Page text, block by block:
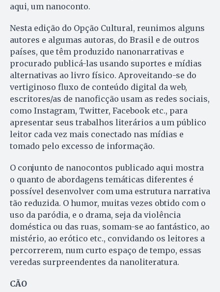
aqui, um nanoconto.
Nesta edição do Opção Cultural, reunimos alguns
autores e algumas autoras, do Brasil e de outros
países, que têm produzido nanonarrativas e
procurado publicá-las usando suportes e mídias
alternativas ao livro físico. Aproveitando-se do
vertiginoso fluxo de conteúdo digital da web,
escritores/as de nanoficção usam as redes sociais,
como Instagram, Twitter, Facebook etc., para
apresentar seus trabalhos literários a um público
leitor cada vez mais conectado nas mídias e
tomado pelo excesso de informação.
O conjunto de nanocontos publicado aqui mostra
o quanto de abordagens temáticas diferentes é
possível desenvolver com uma estrutura narrativa
tão reduzida. O humor, muitas vezes obtido com o
uso da paródia, e o drama, seja da violência
doméstica ou das ruas, somam-se ao fantástico, ao
mistério, ao erótico etc., convidando os leitores a
percorrerem, num curto espaço de tempo, essas
veredas surpreendentes da nanoliteratura.
CÃO